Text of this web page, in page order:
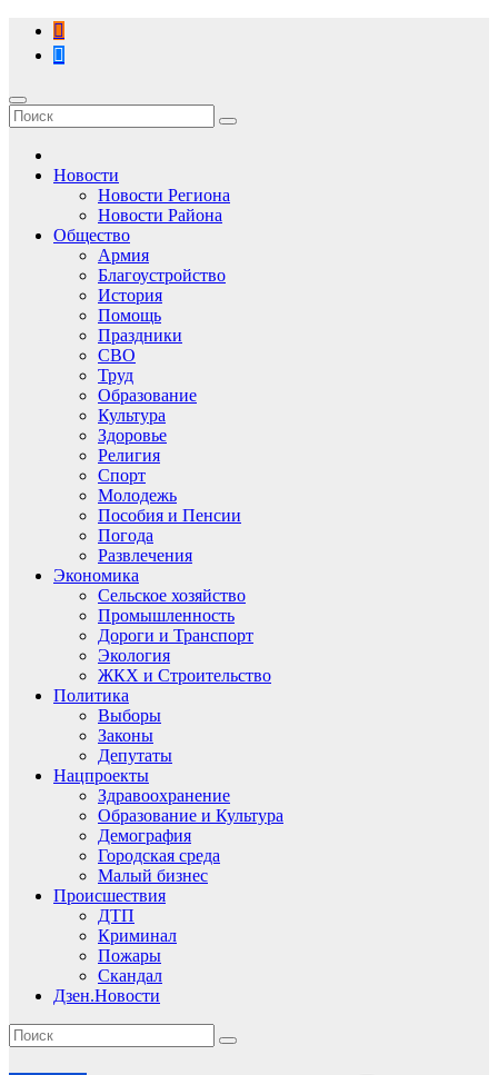
Перейти
содержимому
Новости
Новости Региона
Новости Района
Общество
Армия
Благоустройство
История
Помощь
Праздники
СВО
Труд
Образование
Культура
Здоровье
Религия
Спорт
Молодежь
Пособия и Пенсии
Погода
Развлечения
Экономика
Сельское хозяйство
Промышленность
Дороги и Транспорт
Экология
ЖКХ и Строительство
Политика
Выборы
Законы
Депутаты
Нацпроекты
Здравоохранение
Образование и Культура
Демография
Городская среда
Малый бизнес
Происшествия
ДТП
Криминал
Пожары
Скандал
Дзен.Новости